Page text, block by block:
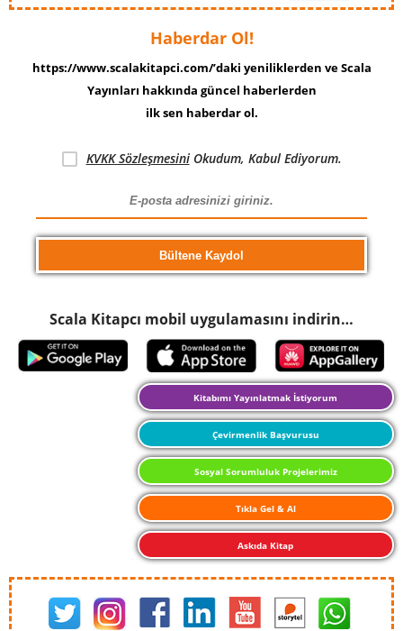
Haberdar Ol!
https://www.scalakitapci.com/’daki yeniliklerden ve Scala
Yayınları hakkında güncel haberlerden
ilk sen haberdar ol.
KVKK SözleşmesiniOkudum, Kabul Ediyorum.
Scala Kitapcı mobil uygulamasını indirin…
Kitabımı Yayınlatmak İstiyorum
Çevirmenlik Başvurusu
Sosyal Sorumluluk Projelerimiz
Tıkla Gel & Al
Askıda Kitap